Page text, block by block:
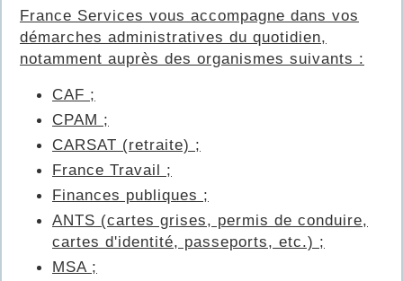
France Services vous accompagne dans vos
démarches administratives du quotidien,
notamment auprès des organismes suivants :
CAF ;
CPAM ;
CARSAT (retraite) ;
France Travail ;
Finances publiques ;
ANTS (cartes grises, permis de conduire,
cartes d'identité, passeports, etc.) ;
MSA ;